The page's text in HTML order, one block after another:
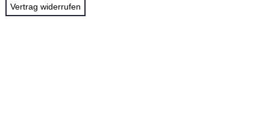
Vertrag widerrufen